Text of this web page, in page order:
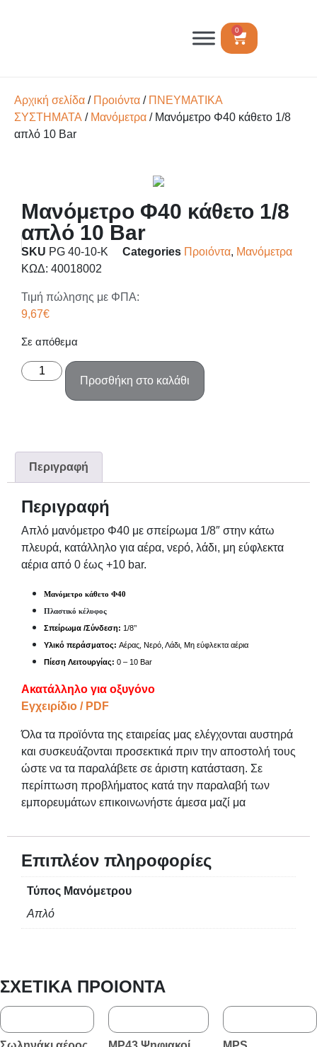
0
Αρχική σελίδα / Προιόντα / ΠΝΕΥΜΑΤΙΚΑ
ΣΥΣΤΗΜΑΤΑ / Μανόμετρα / Μανόμετρο Φ40 κάθετο 1/8
απλό 10 Bar
Μανόμετρο Φ40 κάθετο 1/8
απλό 10 Bar
SKU PG 40-10-K Categories Προιόντα, Μανόμετρα
ΚΩΔ: 40018002
Τιμή πώλησης με ΦΠΑ:
9,67€
Σε απόθεμα
Προσθήκη στο καλάθι
Περιγραφή
Περιγραφή
Απλό μανόμετρο Φ40 με σπείρωμα 1/8″ στην κάτω
πλευρά, κατάλληλο για αέρα, νερό, λάδι, μη εύφλεκτα
αέρια από 0 έως +10 bar.
Μανόμετρο κάθετο Φ40
Πλαστικό κέλυφος
Σπείρωμα /Σύνδεση: 1/8’’
Υλικό περάσματος: Αέρας, Νερό, Λάδι, Μη εύφλεκτα αέρια
Πίεση Λειτουργίας: 0 – 10 Bar
Ακατάλληλο για οξυγόνο
Εγχειρίδιο / PDF
Όλα τα προϊόντα της εταιρείας μας ελέγχονται αυστηρά
και συσκευάζονται προσεκτικά πριν την αποστολή τους
ώστε να τα παραλάβετε σε άριστη κατάσταση. Σε
περίπτωση προβλήματος κατά την παραλαβή των
εμπορευμάτων επικοινωνήστε άμεσα μαζί μα
Επιπλέον πληροφορίες
Τύπος Μανόμετρου
Απλό
ΣΧΕΤΙΚΆ ΠΡΟΙΌΝΤΑ